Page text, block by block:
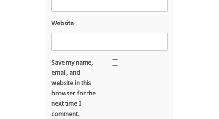
Website
Save my name,
email, and
website in this
browser for the
next time I
comment.